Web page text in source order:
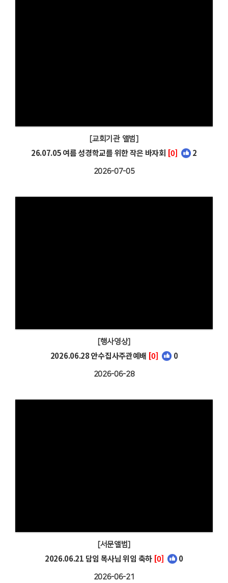
[교회기관 앨범]
26.07.05 여름 성경학교를 위한 작은 바자회 [0] 2
2026-07-05
[행사영상]
2026.06.28 안수집사주관예배 [0] 0
2026-06-28
[서문앨범]
2026.06.21 담임 목사님 위임 축하 [0] 0
2026-06-21